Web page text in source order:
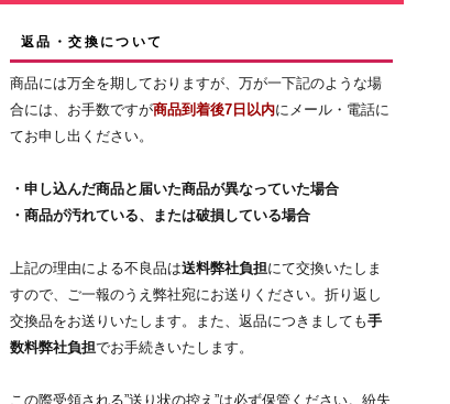
返品・交換について
商品には万全を期しておりますが、万が一下記のような場
合には、お手数ですが商品到着後7日以内にメール・電話に
てお申し出ください。
・申し込んだ商品と届いた商品が異なっていた場合
・商品が汚れている、または破損している場合
上記の理由による不良品は送料弊社負担にて交換いたしま
すので、ご一報のうえ弊社宛にお送りください。折り返し
交換品をお送りいたします。また、返品につきましても手
数料弊社負担でお手続きいたします。
この際受領される”送り状の控え”は必ず保管ください。紛失